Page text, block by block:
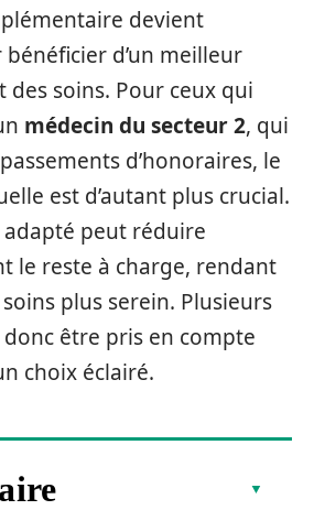
devient
d’un meilleur
soins. Pour ceux qui
médecin du secteur 2, qui
d’honoraires, le
est d’autant plus crucial.
peut réduire
le reste à charge, rendant
soins plus serein. Plusieurs
être pris en compte
choix éclairé.